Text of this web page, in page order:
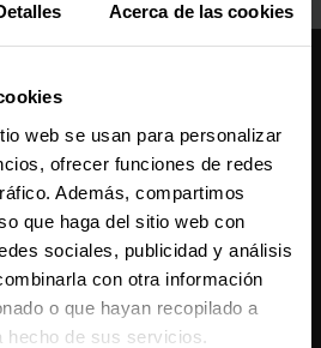
Acerca de las cookies
web se usan para personalizar
ofrecer funciones de redes
Además, compartimos
que haga del sitio web con
sociales, publicidad y análisis
con otra información
o que hayan recopilado a
hecho de sus servicios.
a 13:00 y 14:00 a 18:00
sobre las últimas
de productos y